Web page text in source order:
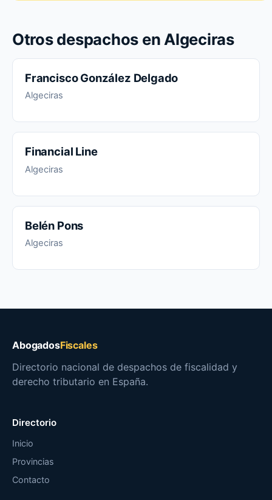
Otros despachos en Algeciras
Francisco González Delgado
Algeciras
Financial Line
Algeciras
Belén Pons
Algeciras
AbogadosFiscales
Directorio nacional de despachos de fiscalidad y
derecho tributario en España.
Directorio
Inicio
Provincias
Contacto